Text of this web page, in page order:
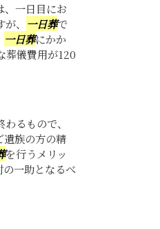
、一日目にお
、 一日葬で
一日葬にかか
葬儀費用が120
るもので、
遺族の方の精
を行うメリッ
の一助となるべ